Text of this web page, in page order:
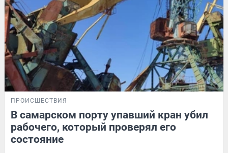
ПРОИСШЕСТВИЯ
В самарском порту упавший кран убил
рабочего, который проверял его
состояние